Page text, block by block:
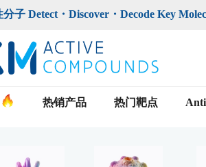
子 Detect・Discover・Decode Key
热销产品 热门靶点